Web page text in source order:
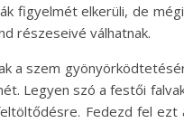
figyelmét elkerüli, de
részeseivé válhatnak.
szem
Legyen szó a festői
Fedezd fel